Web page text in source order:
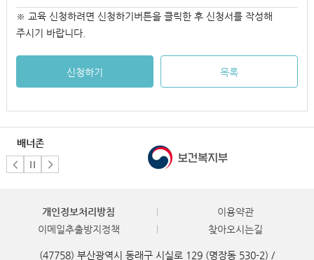
※ 교육 신청하려면 신청하기버튼을 클릭한 후 신청서를 작성해
주시기 바랍니다.
신청하기 목록
배너존
개인정보처리방침
이용약관
이메일추출방지정책
찾아오시는길
(47758) 부산광역시 동래구 시실로 129 (명장동 530-2) /